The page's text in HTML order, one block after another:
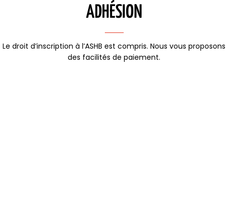
ADHÉSION
Le droit d’inscription à l’ASHB est compris. Nous vous proposons
des facilités de paiement.